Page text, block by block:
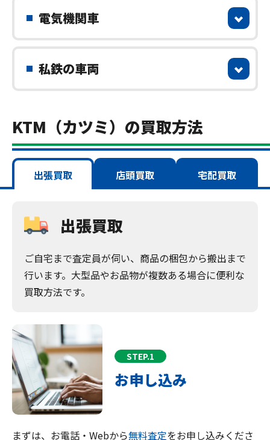
電気機関車
私鉄の車両
KTM（カツミ）の買取方法
出張買取 店頭買取 宅配買取
出張買取
ご自宅まで査定員が伺い、商品の梱包から搬出まで
行います。大型品やお品物が複数ある場合に便利な
買取方法です。
STEP.1
お申し込み
まずは、お電話・Webから無料査定をお申し込みくださ